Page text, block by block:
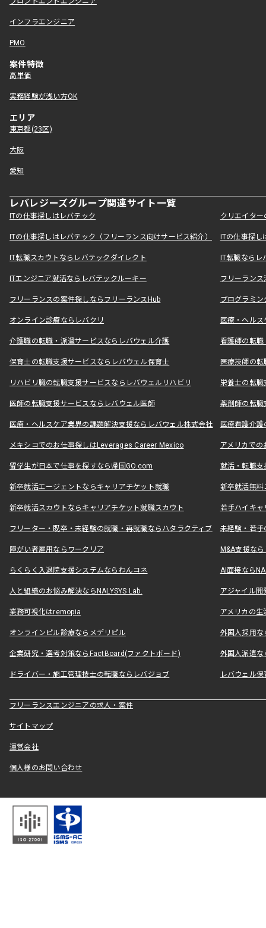
インフラエンジニア
PMO
案件特徴
高単価
実務経験が浅い方OK
エリア
東京都(23区)
大阪
愛知
レバレジーズグループ関連サイト一覧
ITの仕事探しはレバテック クリエイタ
ITの仕事探しはレバテック（フリーランス向けサービス紹介） ITの仕事探
IT転職スカウトならレバテックダイレクト IT転職なら
ITエンジニア就活ならレバテックルーキー フリーラン
フリーランスの案件探しならフリーランスHub プログラミ
オンライン診療ならレバクリ 医療・ヘル
介護職の転職・派遣サービスならレバウェル介護 看護師の転
保育士の転職支援サービスならレバウェル保育士 医療技師の
リハビリ職の転職支援サービスならレバウェルリハビリ 栄養士の転
医師の転職支援サービスならレバウェル医師 薬剤師の転
医療・ヘルスケア業界の課題解決支援ならレバウェル株式会社 医療看護介
メキシコでのお仕事探しはLeverages Career Mexico アメリカで
留学生が日本で仕事を探すなら帰国GO.com 就活・転職
新卒就活エージェントならキャリアチケット就職 新卒就活無料
新卒就活スカウトならキャリアチケット就職スカウト 若手ハイキ
フリーター・既卒・未経験の就職・再就職ならハタラクティブ 未経験・若手
障がい者雇用ならワークリア M&A支援な
らくらく入退院支援システムならわんコネ AI面接なら
人と組織のお悩み解決ならNALYSYS Lab. アジャイル
業務可視化はremopia アメリカの
オンラインピル診療ならメデリピル 外国人採用
企業研究・選考対策ならFactBoard(ファクトボード) 外国人派遣な
ドライバー・施工管理技士の転職ならレバジョブ レバウェル
フリーランスエンジニアの求人・案件
サイトマップ
運営会社
個人様のお問い合わせ